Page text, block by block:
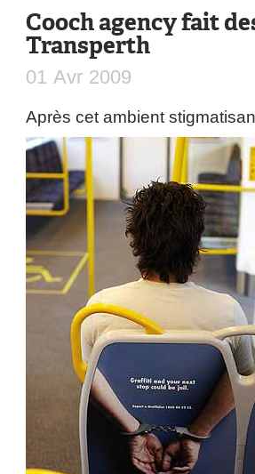
Cooch agency fait
Transperth
01 Avr 2009
Après cet ambient